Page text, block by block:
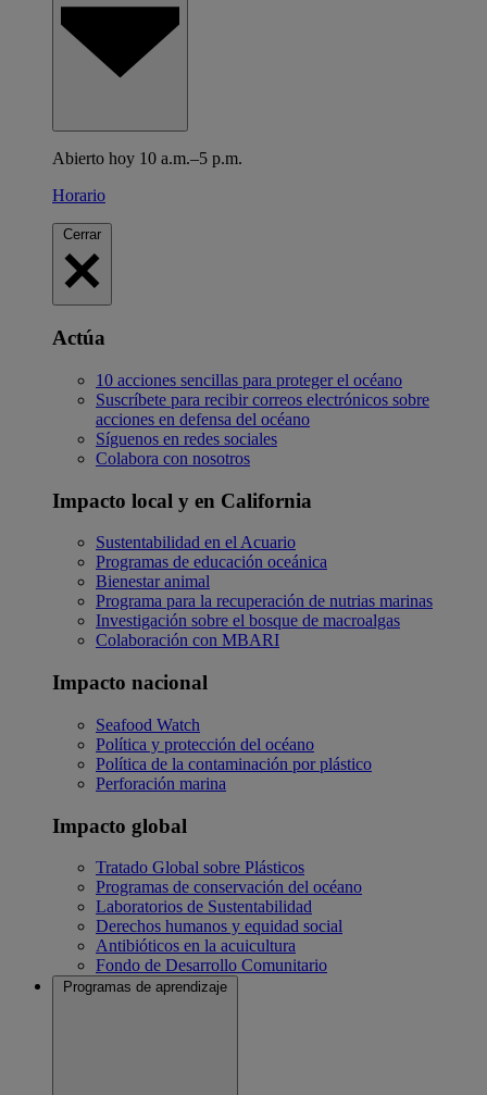
Abierto hoy 10 a.m.–5 p.m.
Horario
Cerrar
Actúa
10 acciones sencillas para proteger el océano
Suscríbete para recibir correos electrónicos sobre
acciones en defensa del océano
Síguenos en redes sociales
Colabora con nosotros
Impacto local y en California
Sustentabilidad en el Acuario
Programas de educación oceánica
Bienestar animal
Programa para la recuperación de nutrias marinas
Investigación sobre el bosque de macroalgas
Colaboración con MBARI
Impacto nacional
Seafood Watch
Política y protección del océano
Política de la contaminación por plástico
Perforación marina
Impacto global
Tratado Global sobre Plásticos
Programas de conservación del océano
Laboratorios de Sustentabilidad
Derechos humanos y equidad social
Antibióticos en la acuicultura
Fondo de Desarrollo Comunitario
Programas de aprendizaje